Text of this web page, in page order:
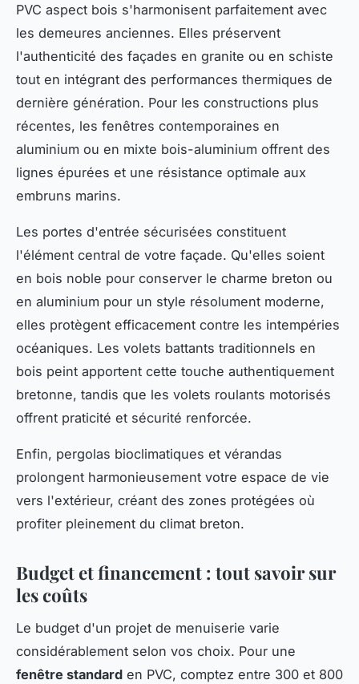
PVC aspect bois s'harmonisent parfaitement avec
les demeures anciennes. Elles préservent
l'authenticité des façades en granite ou en schiste
tout en intégrant des performances thermiques de
dernière génération. Pour les constructions plus
récentes, les fenêtres contemporaines en
aluminium ou en mixte bois-aluminium offrent des
lignes épurées et une résistance optimale aux
embruns marins.
Les portes d'entrée sécurisées constituent
l'élément central de votre façade. Qu'elles soient
en bois noble pour conserver le charme breton ou
en aluminium pour un style résolument moderne,
elles protègent efficacement contre les intempéries
océaniques. Les volets battants traditionnels en
bois peint apportent cette touche authentiquement
bretonne, tandis que les volets roulants motorisés
offrent praticité et sécurité renforcée.
Enfin, pergolas bioclimatiques et vérandas
prolongent harmonieusement votre espace de vie
vers l'extérieur, créant des zones protégées où
profiter pleinement du climat breton.
Budget et financement : tout savoir sur
les coûts
Le budget d'un projet de menuiserie varie
considérablement selon vos choix. Pour une
fenêtre standard en PVC, comptez entre 300 et 800